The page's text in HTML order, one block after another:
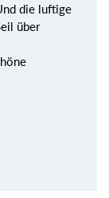
die luftige
über